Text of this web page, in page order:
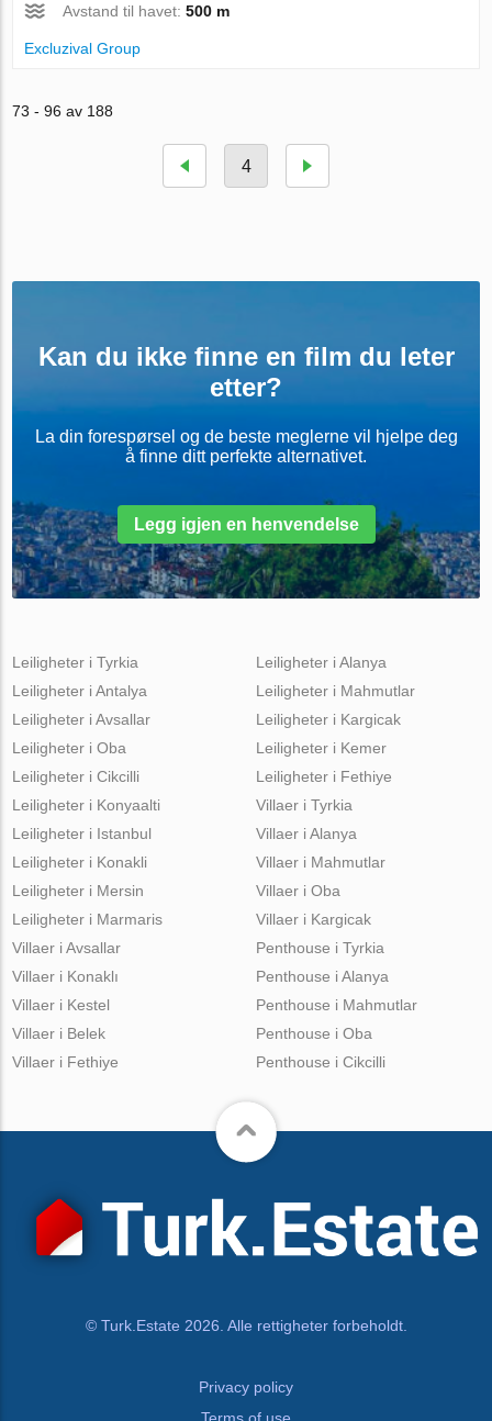
Avstand til havet:500 m
Excluzival Group
73 - 96 av 188
4
Kan du ikke finne en film du leter
etter?
La din forespørsel og de beste meglerne vil hjelpe deg
å finne ditt perfekte alternativet.
Legg igjen en henvendelse
Leiligheter i Tyrkia
Leiligheter i Antalya
Leiligheter i Avsallar
Leiligheter i Oba
Leiligheter i Cikcilli
Leiligheter i Alanya
Leiligheter i Mahmutlar
Leiligheter i Kargicak
Leiligheter i Kemer
Leiligheter i Fethiye
Leiligheter i Konyaalti
Leiligheter i Istanbul
Leiligheter i Konakli
Leiligheter i Mersin
Leiligheter i Marmaris
Villaer i Tyrkia
Villaer i Alanya
Villaer i Mahmutlar
Villaer i Oba
Villaer i Kargicak
Villaer i Avsallar
Villaer i Konaklı
Villaer i Kestel
Villaer i Belek
Villaer i Fethiye
Penthouse i Tyrkia
Penthouse i Alanya
Penthouse i Mahmutlar
Penthouse i Oba
Penthouse i Cikcilli
© Turk.Estate 2026. Alle rettigheter forbeholdt.
Privacy policy
Terms of use